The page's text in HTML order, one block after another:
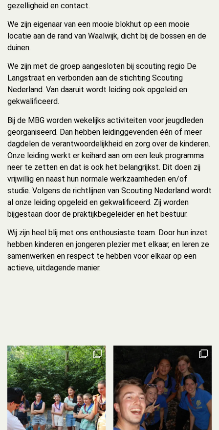
gezelligheid en contact.
We zijn eigenaar van een mooie blokhut op een mooie
locatie aan de rand van Waalwijk, dicht bij de bossen en de
duinen.
We zijn met de groep aangesloten bij scouting regio De
Langstraat en verbonden aan de stichting Scouting
Nederland. Van daaruit wordt leiding ook opgeleid en
gekwalificeerd.
Bij de MBG worden wekelijks activiteiten voor jeugdleden
georganiseerd. Dan hebben leidinggevenden één of meer
dagdelen de verantwoordelijkheid en zorg over de kinderen.
Onze leiding werkt er keihard aan om een leuk programma
neer te zetten en dat is ook het belangrijkst. Dit doen zij
vrijwillig en naast hun normale werkzaamheden en/of
studie. Volgens de richtlijnen van Scouting Nederland wordt
al onze leiding opgeleid en gekwalificeerd. Zij worden
bijgestaan door de praktijkbegeleider en het bestuur.
Wij zijn heel blij met ons enthousiaste team. Door hun inzet
hebben kinderen en jongeren plezier met elkaar, en leren ze
samenwerken en respect te hebben voor elkaar op een
actieve, uitdagende manier.